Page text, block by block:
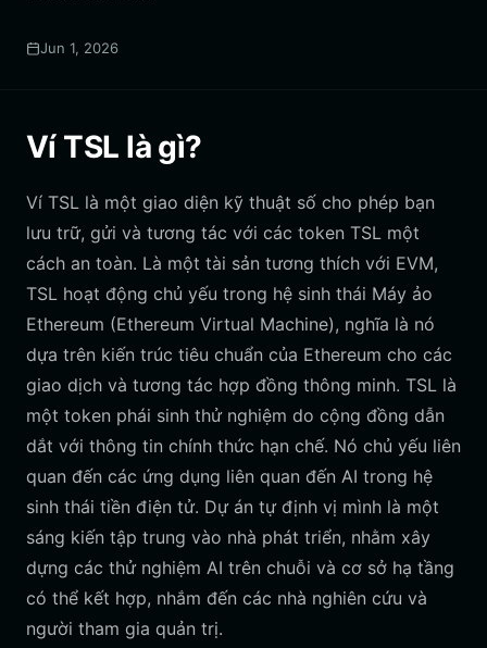
Jun 1, 2026
Ví TSL là gì?
Ví TSL là một giao diện kỹ thuật số cho phép bạn
lưu trữ, gửi và tương tác với các token TSL một
cách an toàn. Là một tài sản tương thích với EVM,
TSL hoạt động chủ yếu trong hệ sinh thái Máy ảo
Ethereum (Ethereum Virtual Machine), nghĩa là nó
dựa trên kiến trúc tiêu chuẩn của Ethereum cho các
giao dịch và tương tác hợp đồng thông minh. TSL là
một token phái sinh thử nghiệm do cộng đồng dẫn
dắt với thông tin chính thức hạn chế. Nó chủ yếu liên
quan đến các ứng dụng liên quan đến AI trong hệ
sinh thái tiền điện tử. Dự án tự định vị mình là một
sáng kiến tập trung vào nhà phát triển, nhằm xây
dựng các thử nghiệm AI trên chuỗi và cơ sở hạ tầng
có thể kết hợp, nhắm đến các nhà nghiên cứu và
người tham gia quản trị.